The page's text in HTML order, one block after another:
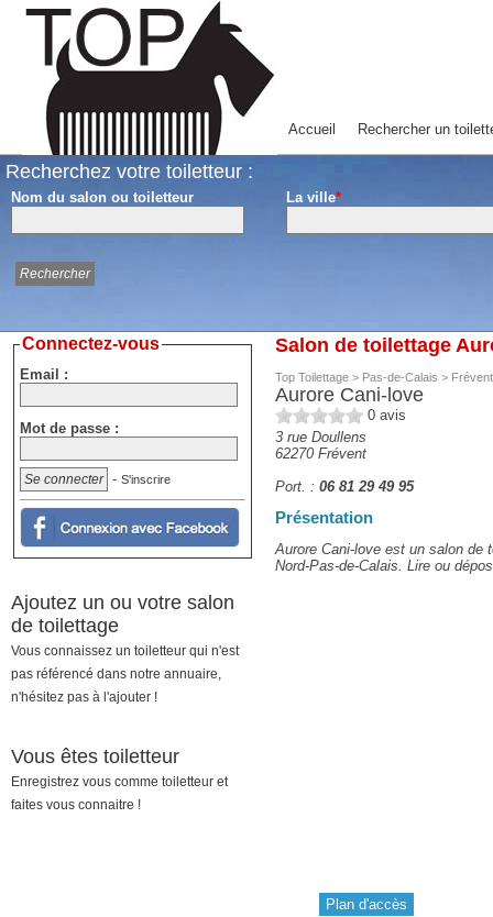
Accueil Rechercher un
Recherchez votre toiletteur :
Nom du salon ou toiletteur La ville*
Salon de toilettage
Top Toilettage > Pas-de-Calais > Frévent
Aurore Cani-love
0 avis
3 rue Doullens
62270 Frévent
Port. : 06 81 29 49 95
Présentation
Aurore Cani-love est un salon de
Nord-Pas-de-Calais. Lire ou
Plan d'accès
Connectez-vous
Email :
Mot de passe :
- S'inscrire
Ajoutez un ou votre salon
de toilettage
Vous connaissez un toiletteur qui n'est
pas référencé dans notre annuaire,
n'hésitez pas à l'ajouter !
Vous êtes toiletteur
Enregistrez vous comme toiletteur et
faites vous connaitre !